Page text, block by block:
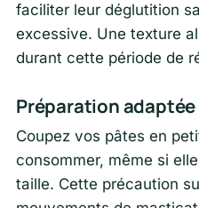
faciliter leur déglutition
excessive. Une texture
durant cette période de
Préparation adaptée
Coupez vos pâtes en
consommer, même si
taille. Cette précaution